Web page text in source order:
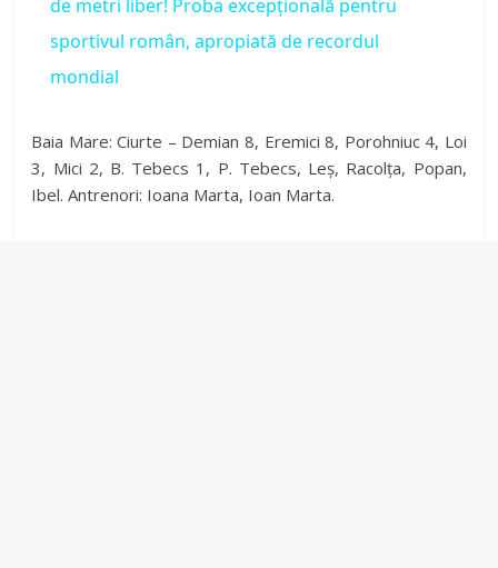
V
i
de metri liber! Proba excepțională pentru
sportivul român, apropiată de recordul
mondial
Baia Mare: Ciurte – Demian 8, Eremici 8, Porohniuc 4, Loi
3, Mici 2, B. Tebecs 1, P. Tebecs, Leș, Racolța, Popan,
Ibel. Antrenori: Ioana Marta, Ioan Marta.